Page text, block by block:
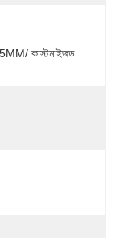
কাস্টমাইজড